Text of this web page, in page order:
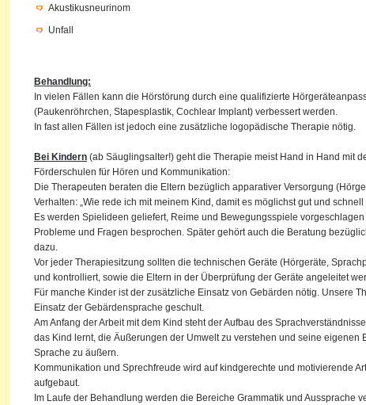
Akustikusneurinom
Unfall
Behandlung:
In vielen Fällen kann die Hörstörung durch eine qualifizierte
(Paukenröhrchen, Stapesplastik, Cochlear Implant) verbessert werden.
In fast allen Fällen ist jedoch eine zusätzliche logopädische Therapie nötig.
Bei Kindern (ab Säuglingsalter!) geht die Therapie meist Hand in Hand mit
Förderschulen für Hören und Kommunikation:
Die Therapeuten beraten die Eltern bezüglich apparativer Versorgung
Verhalten: „Wie rede ich mit meinem Kind, damit es möglichst gut und schnell
Es werden Spielideen geliefert, Reime und Bewegungsspiele
Probleme und Fragen besprochen. Später gehört auch die Beratung
dazu.
Vor jeder Therapiesitzung sollten die technischen Geräte (Hörgeräte,
und kontrolliert, sowie die Eltern in der Überprüfung der Geräte angeleitet
Für manche Kinder ist der zusätzliche Einsatz von Gebärden nötig. Unsere
Einsatz der Gebärdensprache geschult.
Am Anfang der Arbeit mit dem Kind steht der Aufbau des
das Kind lernt, die Äußerungen der Umwelt zu verstehen und seine eigenen
Sprache zu äußern.
Kommunikation und Sprechfreude wird auf kindgerechte und motivierende
aufgebaut.
Im Laufe der Behandlung werden die Bereiche Grammatik und Aussprache